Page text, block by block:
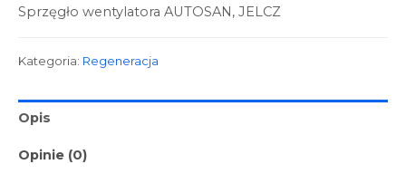
Sprzęgło wentylatora AUTOSAN, JELCZ
Kategoria: Regeneracja
Opis
Opinie (0)